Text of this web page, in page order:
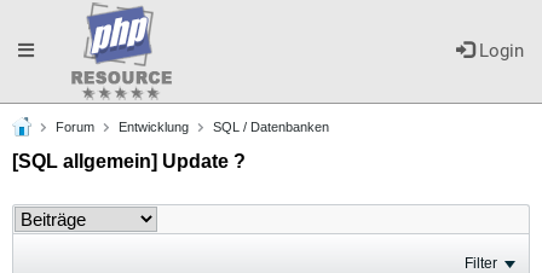
Login
Toggle
navigation
Forum Entwicklung SQL / Datenbanken
[SQL allgemein] Update ?
Filter